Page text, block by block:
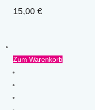
15,00€
Zum Warenkorb